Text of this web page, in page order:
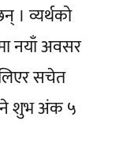
। व्यर्थको
नयाँ अवसर
लिएर सचेत
शुभ अंक ५